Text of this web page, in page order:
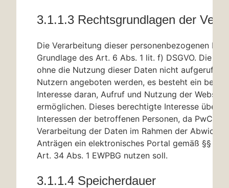
3.1.1.3 Rechtsgrundlagen der
Die Verarbeitung dieser personenbezogenen
Grundlage des Art. 6 Abs. 1 lit. f) DSGVO. Die
ohne die Nutzung dieser Daten nicht aufgerufen
Nutzern angeboten werden, es besteht ein
Interesse daran, Aufruf und Nutzung der
ermöglichen. Dieses berechtigte Interesse
Interessen der betroffenen Personen, da PwC für
Verarbeitung der Daten im Rahmen der
Anträgen ein elektronisches Portal gemäß §§ 33
Art. 34 Abs. 1 EWPBG nutzen soll.
3.1.1.4 Speicherdauer